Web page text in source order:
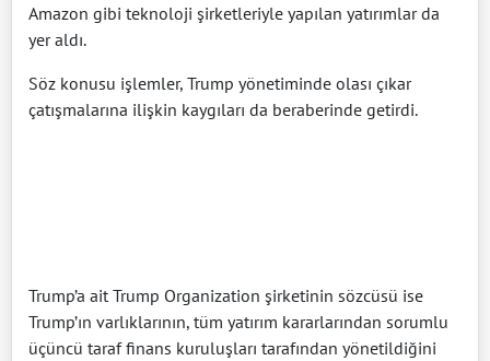
Amazon gibi teknoloji şirketleriyle yapılan yatırımlar da
yer aldı.
Söz konusu işlemler, Trump yönetiminde olası çıkar
çatışmalarına ilişkin kaygıları da beraberinde getirdi.
Trump’a ait Trump Organization şirketinin sözcüsü ise
Trump’ın varlıklarının, tüm yatırım kararlarından sorumlu
üçüncü taraf finans kuruluşları tarafından yönetildiğini